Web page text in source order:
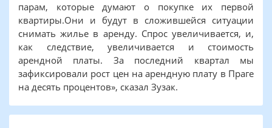
парам, которые думают о покупке их первой
квартиры.Они и будут в сложившейся ситуации
снимать жилье в аренду. Спрос увеличивается, и,
как следствие, увеличивается и стоимость
арендной платы. За последний квартал мы
зафиксировали рост цен на арендную плату в Праге
на десять процентов», сказал Зузак.